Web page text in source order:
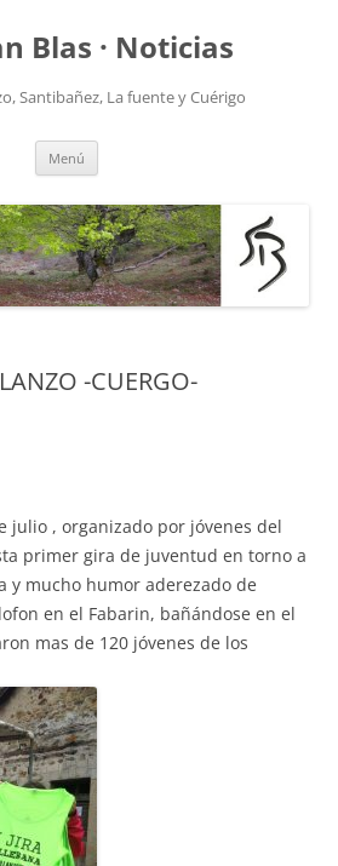
Blas · Noticias
Santibañez, La fuente y Cuérigo
Menú
-CUERGO-
julio , organizado por jóvenes del
primer gira de juventud en torno a
y mucho humor aderezado de
en el Fabarin, bañándose en el
mas de 120 jóvenes de los